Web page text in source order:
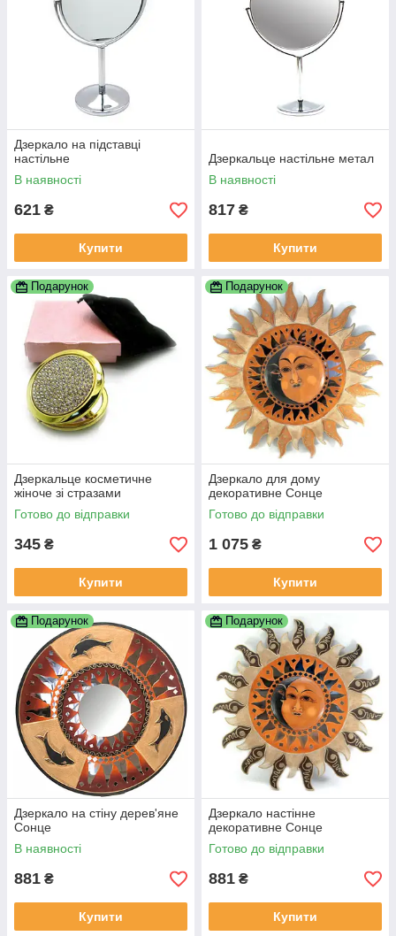
Дзеркало на підставці
настільне
В наявності
621 ₴
Купити
Дзеркальце настільне метал
В наявності
817 ₴
Купити
Подарунок
Дзеркальце косметичне
жіноче зі стразами
Готово до відправки
345 ₴
Купити
Подарунок
Дзеркало для дому
декоративне Сонце
Готово до відправки
1 075 ₴
Купити
Подарунок
Дзеркало на стіну дерев'яне
Сонце
В наявності
881 ₴
Купити
Подарунок
Дзеркало настінне
декоративне Сонце
Готово до відправки
881 ₴
Купити